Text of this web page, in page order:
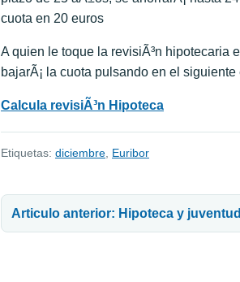
cuota en 20 euros
A quien le toque la revisiÃ³n hipotecaria
bajarÃ¡ la cuota pulsando en el siguiente
Calcula revisiÃ³n Hipoteca
Etiquetas: diciembre Euribor
Articulo anterior: Hipoteca y juventud